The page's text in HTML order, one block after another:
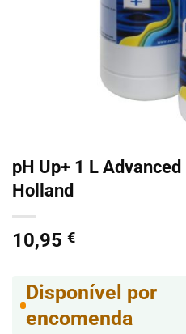
pH Up+ 1 L
Holland
10,95 €
Disponível por
encomenda